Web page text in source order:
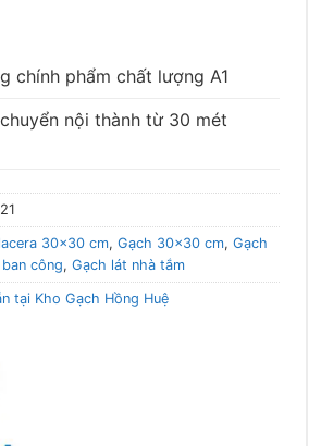
chính phẩm chất lượng A1
nội thành từ 30 mét
30x30 cm, Gạch 30x30 cm, Gạch
công, Gạch lát nhà tắm
tại Kho Gạch Hồng Huệ